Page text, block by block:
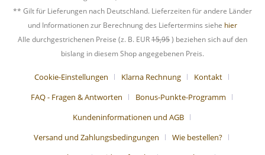
** Gilt für Lieferungen nach Deutschland. Lieferzeiten für andere Länder
und Informationen zur Berechnung des Liefertermins siehe hier
Alle durchgestrichenen Preise (z. B. EUR15,95) beziehen sich auf den
bislang in diesem Shop angegebenen Preis.
Cookie-Einstellungen Klarna Rechnung
Kontakt
FAQ - Fragen & Antworten
Bonus-Punkte-Programm
Kundeninformationen und AGB
Versand und Zahlungsbedingungen
Wie bestellen?